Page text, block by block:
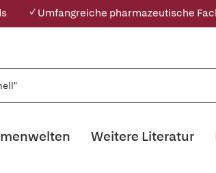
✓ Umfangreiche pharmazeutische
Weitere Literatur